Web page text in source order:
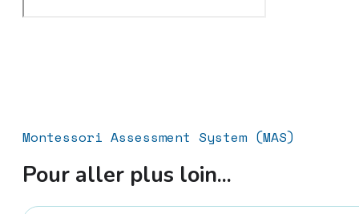
Montessori Assessment System (MAS)
Pour aller plus loin...